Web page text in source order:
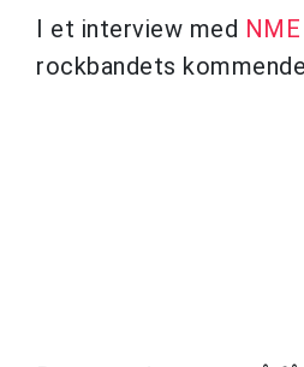
I et interview med NME
rockbandets